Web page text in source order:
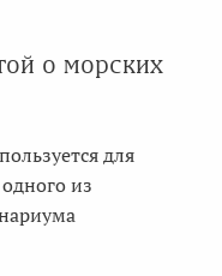
о морских
для
из